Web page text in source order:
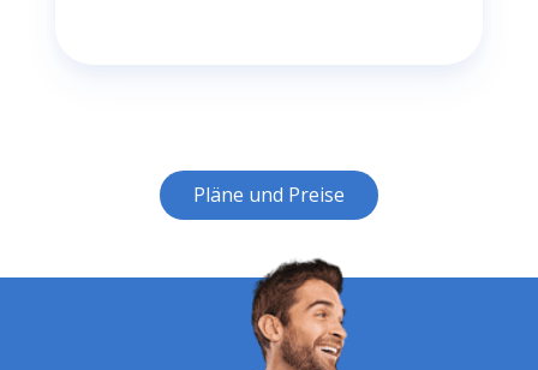
Pläne und Preise